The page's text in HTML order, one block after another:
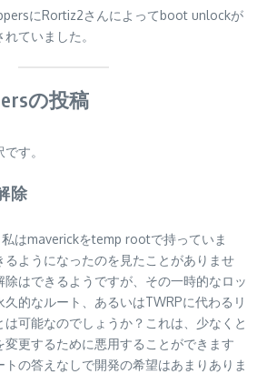
にRortiz2さんによってboot unlockが
ていました。
の投稿
す。
除
はmaverickをtemp rootで持っていま
るようになったのを見たことがありませ
除はできるようですが、その一時的なロッ
的なルート、あるいはTWRPに代わるリ
は可能なのでしょうか？これは、少なくと
変更するために悪用することができます
の答えなしで開発の希望はあまりありま